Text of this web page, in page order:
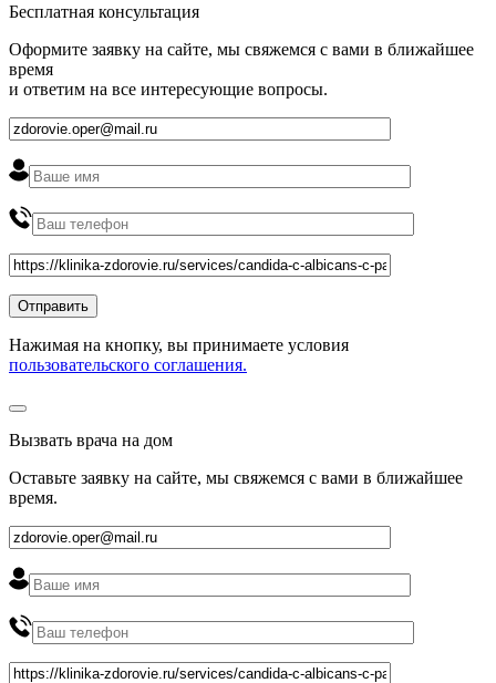
Бесплатная консультация
Оформите заявку на сайте, мы свяжемся с вами в ближайшее
время
и ответим на все интересующие вопросы.
Нажимая на кнопку, вы принимаете условия
пользовательского соглашения.
Вызвать врача на дом
Оставьте заявку на сайте, мы свяжемся с вами в ближайшее
время.